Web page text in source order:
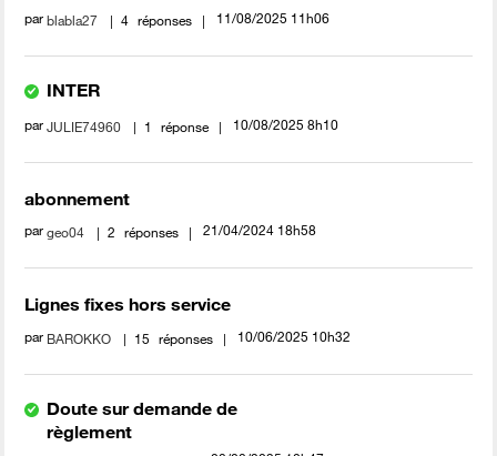
parblabla27 4 réponses ‎11/08/2025 11h06
INTER
parJULIE74960 1 réponse ‎10/08/2025 8h10
abonnement
pargeo04 2 réponses ‎21/04/2024 18h58
Lignes fixes hors service
par BAROKKO 15 réponses ‎10/06/2025 10h32
Doute sur demande de
règlement